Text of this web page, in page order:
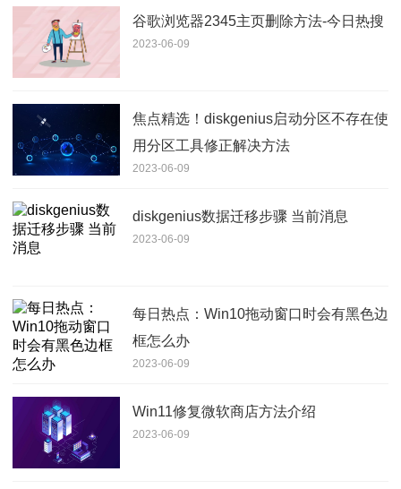
谷歌浏览器2345主页删除方法-今日热搜
2023-06-09
焦点精选！diskgenius启动分区不存在使
用分区工具修正解决方法
2023-06-09
diskgenius数据迁移步骤 当前消息
2023-06-09
每日热点：Win10拖动窗口时会有黑色边
框怎么办
2023-06-09
Win11修复微软商店方法介绍
2023-06-09